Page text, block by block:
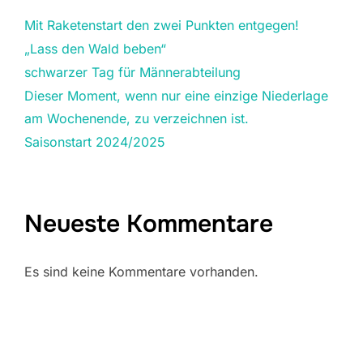
Mit Raketenstart den zwei Punkten entgegen!
„Lass den Wald beben“
schwarzer Tag für Männerabteilung
Dieser Moment, wenn nur eine einzige Niederlage
am Wochenende, zu verzeichnen ist.
Saisonstart 2024/2025
Neueste Kommentare
Es sind keine Kommentare vorhanden.